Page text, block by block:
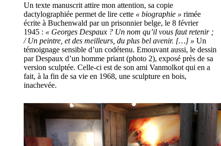
Un texte manuscrit attire mon attention, sa copie
dactylographiée permet de lire cette « biographie » rimée
écrite à Buchenwald par un prisonnier belge, le 8 février
1945 : « Georges Despaux ? Un nom qu’il vous faut retenir ;
/ Un peintre, et des meilleurs, du plus bel avenir. […] » Un
témoignage sensible d’un codétenu. Emouvant aussi, le dessin
par Despaux d’un homme priant (photo 2), exposé près de sa
version sculptée. Celle-ci est de son ami Vanmolkot qui en a
fait, à la fin de sa vie en 1968, une sculpture en bois,
inachevée.